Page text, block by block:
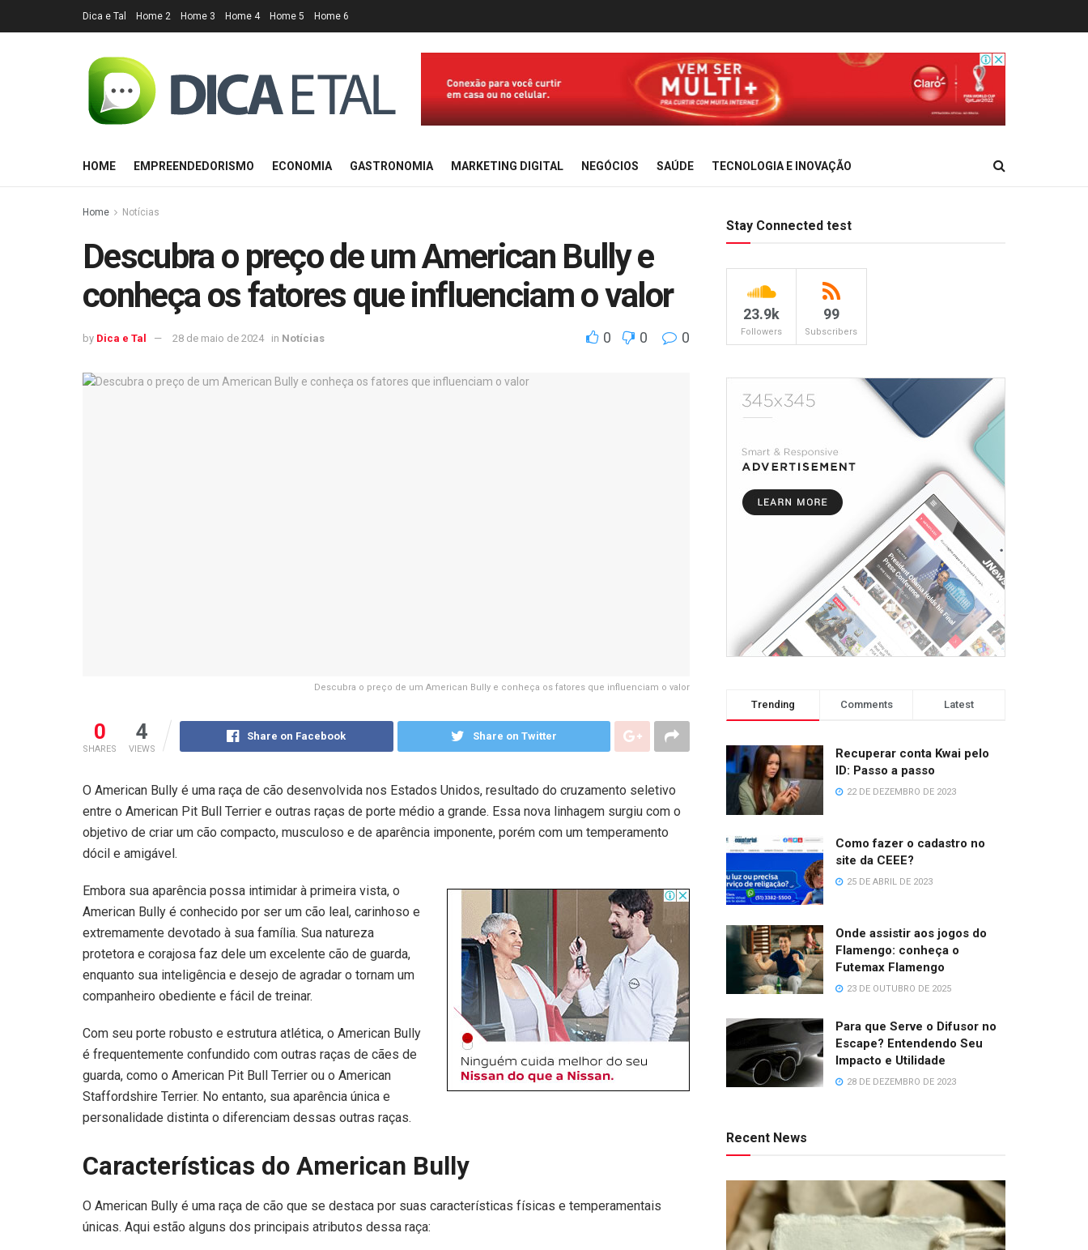
Dica e Tal Home 2 Home 3 Home 4 Home 5 Home 6
HOME EMPREENDEDORISMO ECONOMIA GASTRONOMIA MARKETING DIGITAL NEGÓCIOS SAÚDE TECNOLOGIA E INOVAÇÃO
Home Notícias
Descubra o preço de um American Bully e
conheça os fatores que influenciam o valor
by Dica e Tal 28 de maio de 2024 in Notícias 0 0 0
Descubra o preço de um American Bully e conheça os fatores que influenciam o valor
0
SHARES
4
VIEWS
Share on Facebook Share on Twitter
O American Bully é uma raça de cão desenvolvida nos Estados Unidos, resultado do cruzamento seletivo
entre o American Pit Bull Terrier e outras raças de porte médio a grande. Essa nova linhagem surgiu com o
objetivo de criar um cão compacto, musculoso e de aparência imponente, porém com um temperamento
dócil e amigável.
Embora sua aparência possa intimidar à primeira vista, o
American Bully é conhecido por ser um cão leal, carinhoso e
extremamente devotado à sua família. Sua natureza
protetora e corajosa faz dele um excelente cão de guarda,
enquanto sua inteligência e desejo de agradar o tornam um
companheiro obediente e fácil de treinar.
Com seu porte robusto e estrutura atlética, o American Bully
é frequentemente confundido com outras raças de cães de
guarda, como o American Pit Bull Terrier ou o American
Staffordshire Terrier. No entanto, sua aparência única e
personalidade distinta o diferenciam dessas outras raças.
Características do American Bully
O American Bully é uma raça de cão que se destaca por suas características físicas e temperamentais
únicas. Aqui estão alguns dos principais atributos dessa raça:
Stay Connected test
23.9k
Followers
99
Subscribers
Trending Comments Latest
Recuperar conta Kwai pelo
ID: Passo a passo
22 DE DEZEMBRO DE 2023
Como fazer o cadastro no
site da CEEE?
25 DE ABRIL DE 2023
Onde assistir aos jogos do
Flamengo: conheça o
Futemax Flamengo
23 DE OUTUBRO DE 2025
Para que Serve o Difusor no
Escape? Entendendo Seu
Impacto e Utilidade
28 DE DEZEMBRO DE 2023
Recent News